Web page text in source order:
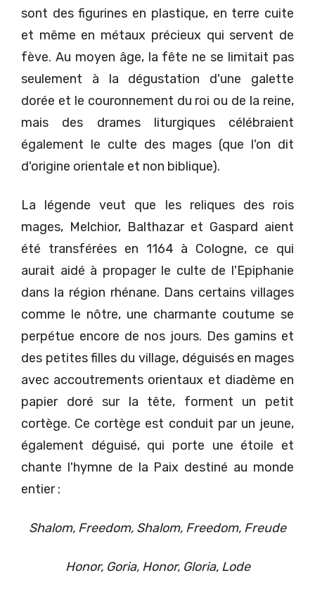
sont des figurines en plastique, en terre cuite
et même en métaux précieux qui servent de
fève. Au moyen âge, la fête ne se limitait pas
seulement à la dégustation d'une galette
dorée et le couronnement du roi ou de la reine,
mais des drames liturgiques célébraient
également le culte des mages (que l'on dit
d'origine orientale et non biblique).
La légende veut que les reliques des rois
mages, Melchior, Balthazar et Gaspard aient
été transférées en 1164 à Cologne, ce qui
aurait aidé à propager le culte de l'Epiphanie
dans la région rhénane. Dans certains villages
comme le nôtre, une charmante coutume se
perpétue encore de nos jours. Des gamins et
des petites filles du village, déguisés en mages
avec accoutrements orientaux et diadème en
papier doré sur la tête, forment un petit
cortège. Ce cortège est conduit par un jeune,
également déguisé, qui porte une étoile et
chante l'hymne de la Paix destiné au monde
entier :
Shalom, Freedom, Shalom, Freedom, Freude
Honor, Goria, Honor, Gloria, Lode